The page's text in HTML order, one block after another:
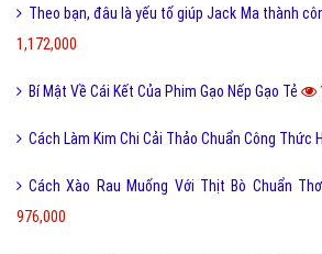
Theo bạn, đâu là yếu tố giúp Jack Ma thành
1,172,000
Bí Mật Về Cái Kết Của Phim Gạo Nếp Gạo Tẻ
Cách Làm Kim Chi Cải Thảo Chuẩn Công Thức
Cách Xào Rau Muống Với Thịt Bò Chuẩn
976,000